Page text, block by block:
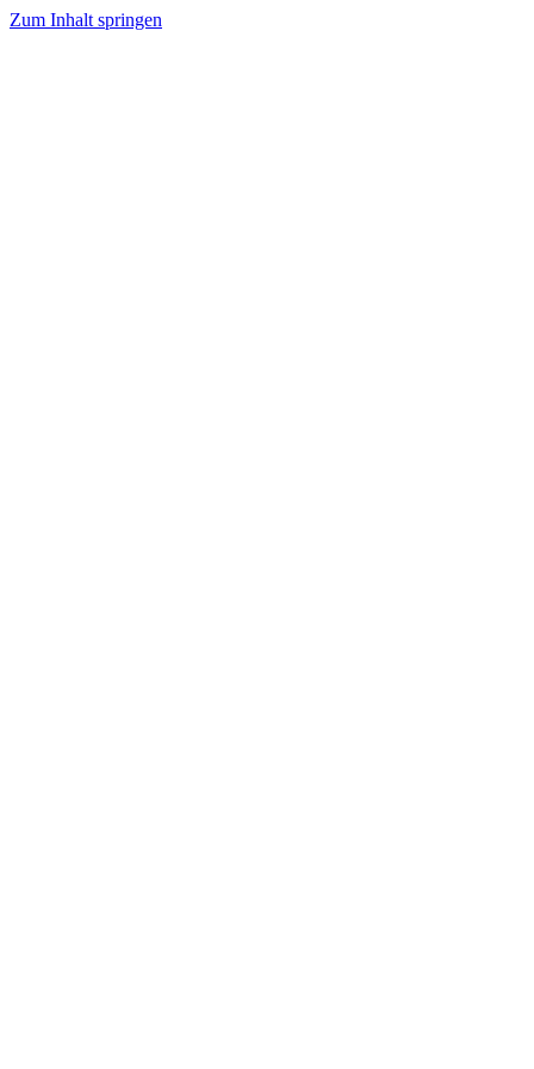
Zum Inhalt springen